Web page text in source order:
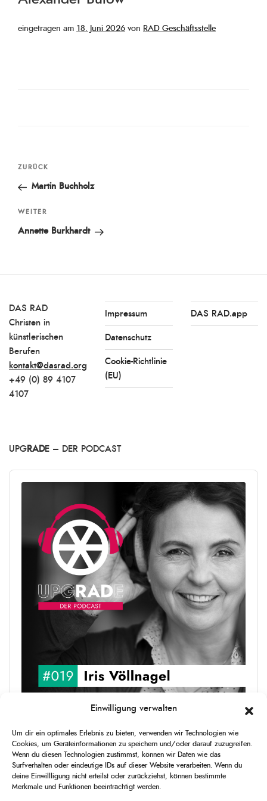
Einwilligung verwalten
Um dir ein optimales Erlebnis zu bieten, verwenden wir Technologien wie
Cookies, um Geräteinformationen zu speichern und/oder darauf zuzugreifen.
Wenn du diesen Technologien zustimmst, können wir Daten wie das
Surfverhalten oder eindeutige IDs auf dieser Website verarbeiten. Wenn du
deine Einwillligung nicht erteilst oder zurückziehst, können bestimmte
Merkmale und Funktionen beeinträchtigt werden.
eingetragen am Veröffentlicht
18. Juni 2026 von RAD Geschäftsstelle
Beitragsnavigation
Vorheriger
Beitrag
ZURÜCK
Martin Buchholz
Nächster
Beitrag
WEITER
Annette Burkhardt
DAS RAD
Christen in
künstlerischen
Berufen
kontakt@dasrad.org
+49 (0) 89 4107
4107
Impressum
Datenschutz
Cookie-Richtlinie
(EU)
DAS RAD.app
UPG RADE – DER PODCAST
Audio
Iris Völlnagel hat schon auf unterschiedlichen Kontinenten gelebt
und gearbeitet, spricht mehrere Sprachen und berichtet
leidenschaftlich gerne über das, was sie erlebt – als Journalistin,
[...]